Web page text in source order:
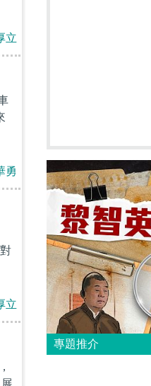
立
勇
立
專題推介